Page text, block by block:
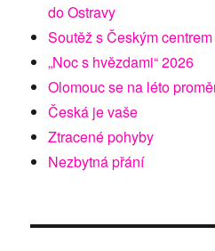
do Ostravy
Soutěž s Českým
„Noc s hvězdami“ 2026
Olomouc se na léto
Česká je vaše
Ztracené pohyby
Nezbytná přání